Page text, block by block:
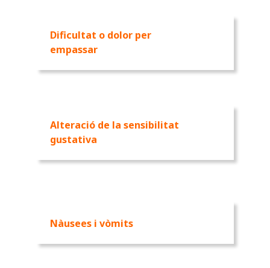
Dificultat o dolor per
empassar
Alteració de la sensibilitat
gustativa
Nàusees i vòmits